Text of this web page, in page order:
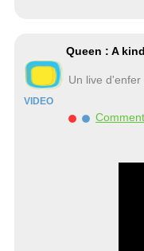
VIDEO
Queen : A
Un live d'enfer